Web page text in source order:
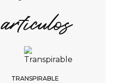
PLAZO DE ENTREGA
artículos
TRANSPIRABLE